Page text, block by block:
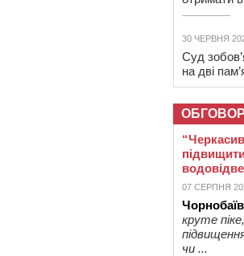
30 ЧЕРВНЯ
Суд
на дві
07 СЕРПНЯ
круте
чи ...